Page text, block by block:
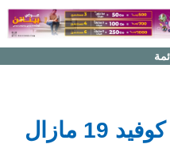
وزارة الصحة: خطر كوفيد 19 مازال